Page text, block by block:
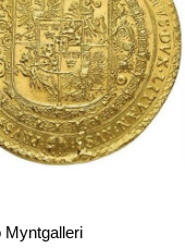
Myntgalleri